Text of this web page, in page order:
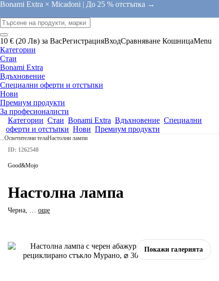
Bonami Extra × Micadoni | До 25 % отстъпка →
10 € (20 Лв) за ВасРегистрацияВходСравняване КошницаMenu
Категории
Стаи
Bonami Extra
Вдъхновение
Специални оферти и отстъпки
Нови
Премиум продукти
За професионалисти
Категории Стаи Bonami Extra Вдъхновение Специални
оферти и отстъпки Нови Премиум продукти
...Осветителни телаНастолни лампи
Покажи галерията
ID: 1262548
Good&Mojo
Настолна лампа
Черна, … още